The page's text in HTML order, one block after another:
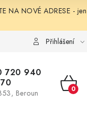
NA NOVÉ ADRESE -
Přihlášení
720 940
Beroun